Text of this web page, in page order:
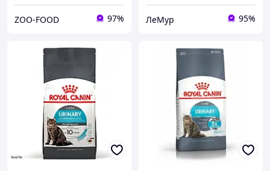
ZOO-FOOD 97% ЛеМур 95%